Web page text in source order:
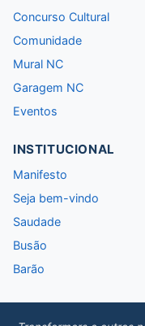
Concurso Cultural
Comunidade
Mural NC
Garagem NC
Eventos
INSTITUCIONAL
Manifesto
Seja bem-vindo
Saudade
Busão
Barão